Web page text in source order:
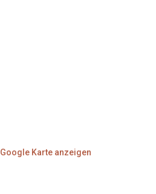
Google Karte anzeigen